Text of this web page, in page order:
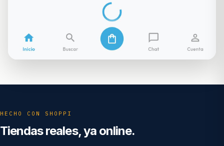
HECHO CON SHOPPI
Tiendas reales, ya online.